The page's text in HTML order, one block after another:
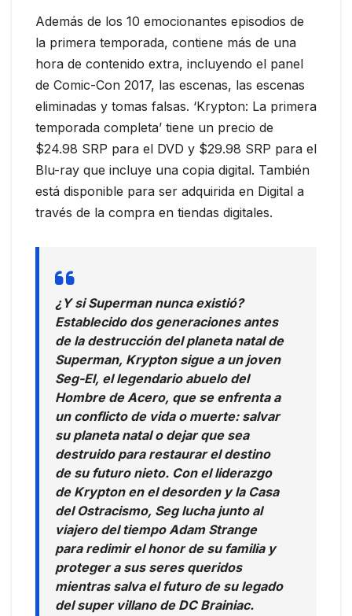
Además de los 10 emocionantes episodios de
la primera temporada, contiene más de una
hora de contenido extra, incluyendo el panel
de Comic-Con 2017, las escenas, las escenas
eliminadas y tomas falsas. ‘Krypton: La primera
temporada completa’ tiene un precio de
$24.98 SRP para el DVD y $29.98 SRP para el
Blu-ray que incluye una copia digital. También
está disponible para ser adquirida en Digital a
través de la compra en tiendas digitales.
¿Y si Superman nunca existió?
Establecido dos generaciones antes
de la destrucción del planeta natal de
Superman, Krypton sigue a un joven
Seg-El, el legendario abuelo del
Hombre de Acero, que se enfrenta a
un conflicto de vida o muerte: salvar
su planeta natal o dejar que sea
destruido para restaurar el destino
de su futuro nieto. Con el liderazgo
de Krypton en el desorden y la Casa
del Ostracismo, Seg lucha junto al
viajero del tiempo Adam Strange
para redimir el honor de su familia y
proteger a sus seres queridos
mientras salva el futuro de su legado
del super villano de DC Brainiac.